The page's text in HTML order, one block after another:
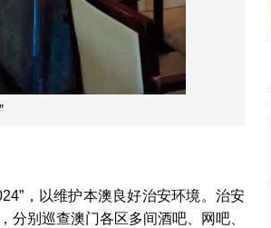
，以维护本澳良好治安环境。治安
别巡查澳门各区多间酒吧、网吧、